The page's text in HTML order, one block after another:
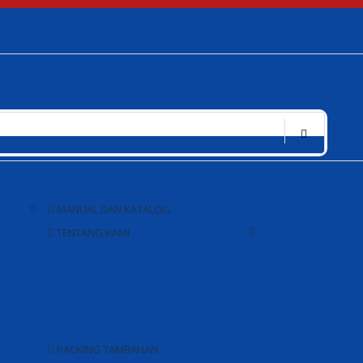
MANUAL DAN KATALOG
TENTANG KAMI
PACKING TAMBAHAN